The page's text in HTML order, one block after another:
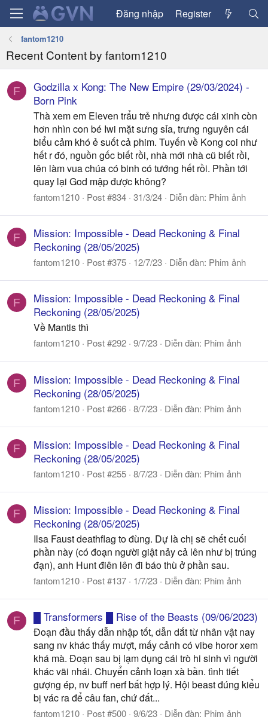
Đăng nhập Register
fantom1210
Recent Content by fantom1210
F
Godzilla x Kong: The New Empire (29/03/2024) -
Born Pink
Thà xem em Eleven trẩu trẻ nhưng được cái xinh còn
hơn nhìn con bé Iwi mặt sưng sỉa, trưng nguyên cái
biểu cảm khó ẻ suốt cả phim. Tuyến về Kong coi như
hết r đó, nguồn gốc biết rồi, nhà mới nhà cũ biết rồi,
lên làm vua chúa có binh có tướng hết rồi. Phần tới
quay lại God mập được không?
fantom1210 Post #834 31/3/24 Diễn đàn: Phim ảnh
F
Mission: Impossible - Dead Reckoning & Final
Reckoning (28/05/2025)
fantom1210 Post #375 12/7/23 Diễn đàn: Phim ảnh
F
Mission: Impossible - Dead Reckoning & Final
Reckoning (28/05/2025)
Về Mantis thì
fantom1210 Post #292 9/7/23 Diễn đàn: Phim ảnh
F
Mission: Impossible - Dead Reckoning & Final
Reckoning (28/05/2025)
fantom1210 Post #266 8/7/23 Diễn đàn: Phim ảnh
F
Mission: Impossible - Dead Reckoning & Final
Reckoning (28/05/2025)
fantom1210 Post #255 8/7/23 Diễn đàn: Phim ảnh
F
Mission: Impossible - Dead Reckoning & Final
Reckoning (28/05/2025)
Ilsa Faust deathflag to đùng. Dự là chị sẽ chết cuối
phần này (có đoạn người giật nảy cả lên như bị trúng
đạn), anh Hunt điên lên đi báo thù ở phần sau.
fantom1210 Post #137 1/7/23 Diễn đàn: Phim ảnh
F █ Transformers █ Rise of the Beasts (09/06/2023)
Đoạn đầu thấy dẫn nhập tốt, dẫn dắt từ nhân vật nay
sang nv khác thấy mượt, mấy cảnh có vibe horor xem
khá mà. Đoạn sau bị lạm dụng cái trò hi sinh vì người
khác vãi nhái. Chuyển cảnh loạn xà bần. tình tiết
gượng ép, nv buff nerf bất hợp lý. Hội beast đúng kiểu
bị vác ra để câu fan, chứ đất...
fantom1210 Post #500 9/6/23 Diễn đàn: Phim ảnh